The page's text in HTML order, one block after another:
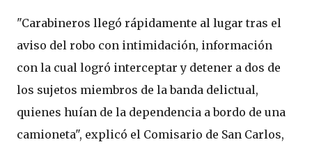
"Carabineros llegó rápidamente al lugar tras el
aviso del robo con intimidación, información
con la cual logró interceptar y detener a dos de
los sujetos miembros de la banda delictual,
quienes huían de la dependencia a bordo de una
camioneta", explicó el Comisario de San Carlos,